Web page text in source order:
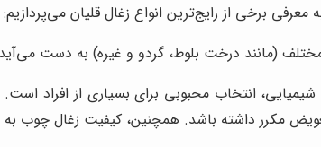
برخی از رایج‌ترین انواع زغال قلیان می‌پردازیم:
(مانند درخت بلوط، گردو و غیره) به دست
انتخاب محبوبی برای بسیاری از افراد
مکرر داشته باشد. همچنین، کیفیت زغال چوب به